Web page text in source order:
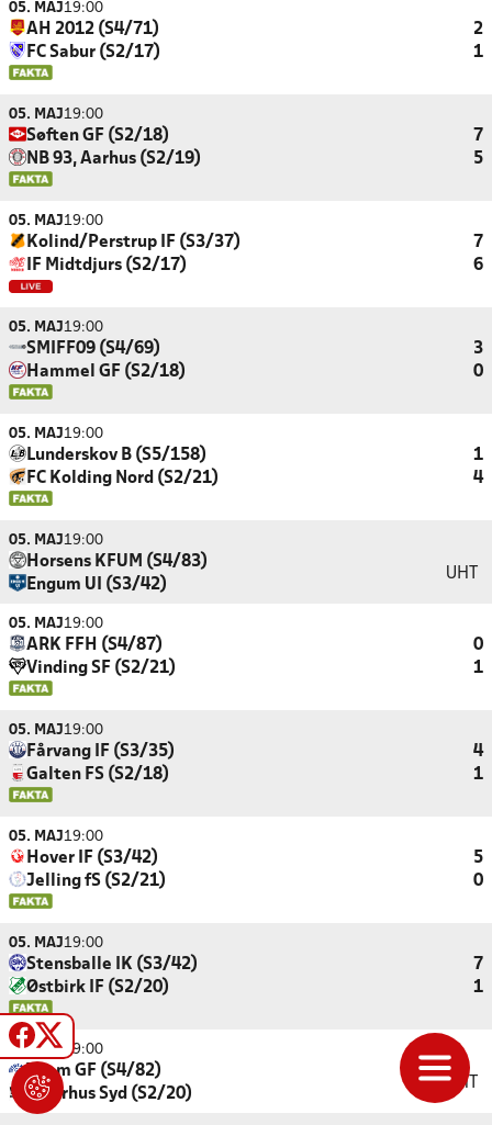
05. MAJ19:00
AH 2012 (S4/71)
2
FC Sabur (S2/17)
1
05. MAJ19:00
Søften GF (S2/18)
7
NB 93, Aarhus (S2/19)
5
05. MAJ19:00
Kolind/Perstrup IF (S3/37)
7
IF Midtdjurs (S2/17)
6
05. MAJ19:00
SMIFF09 (S4/69)
3
Hammel GF (S2/18)
0
05. MAJ19:00
Lunderskov B (S5/158)
1
FC Kolding Nord (S2/21)
4
05. MAJ19:00
Horsens KFUM (S4/83)
Engum UI (S3/42)
UHT
05. MAJ19:00
ARK FFH (S4/87)
0
Vinding SF (S2/21)
1
05. MAJ19:00
Fårvang IF (S3/35)
4
Galten FS (S2/18)
1
05. MAJ19:00
Hover IF (S3/42)
5
Jelling fS (S2/21)
0
05. MAJ19:00
Stensballe IK (S3/42)
7
Østbirk IF (S2/20)
1
05. MAJ 19:00
Them GF (S4/82)
FC Århus Syd (S2/20)
HHT